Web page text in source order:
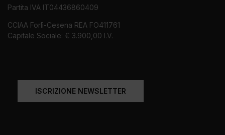
Partita IVA IT04436860409
CCIAA Forlì-Cesena REA FO411761
Capitale Sociale: € 3.900,00 I.V.
ISCRIZIONE NEWSLETTER